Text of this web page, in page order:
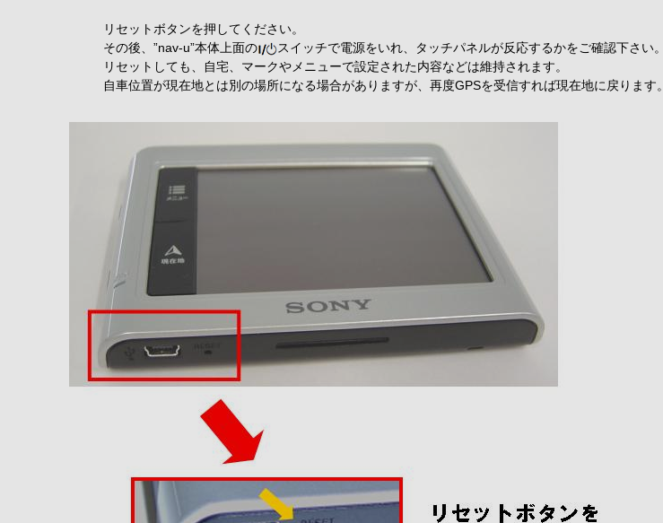
リセットボタンを押してください。
その後、”nav-u”本体上面の
スイッチで電源をいれ、タッチパネルが反応するかをご確認下さい。
リセットしても、自宅、マークやメニューで設定された内容などは維持されます。
自車位置が現在地とは別の場所になる場合がありますが、再度GPSを受信すれば現在地に戻ります。